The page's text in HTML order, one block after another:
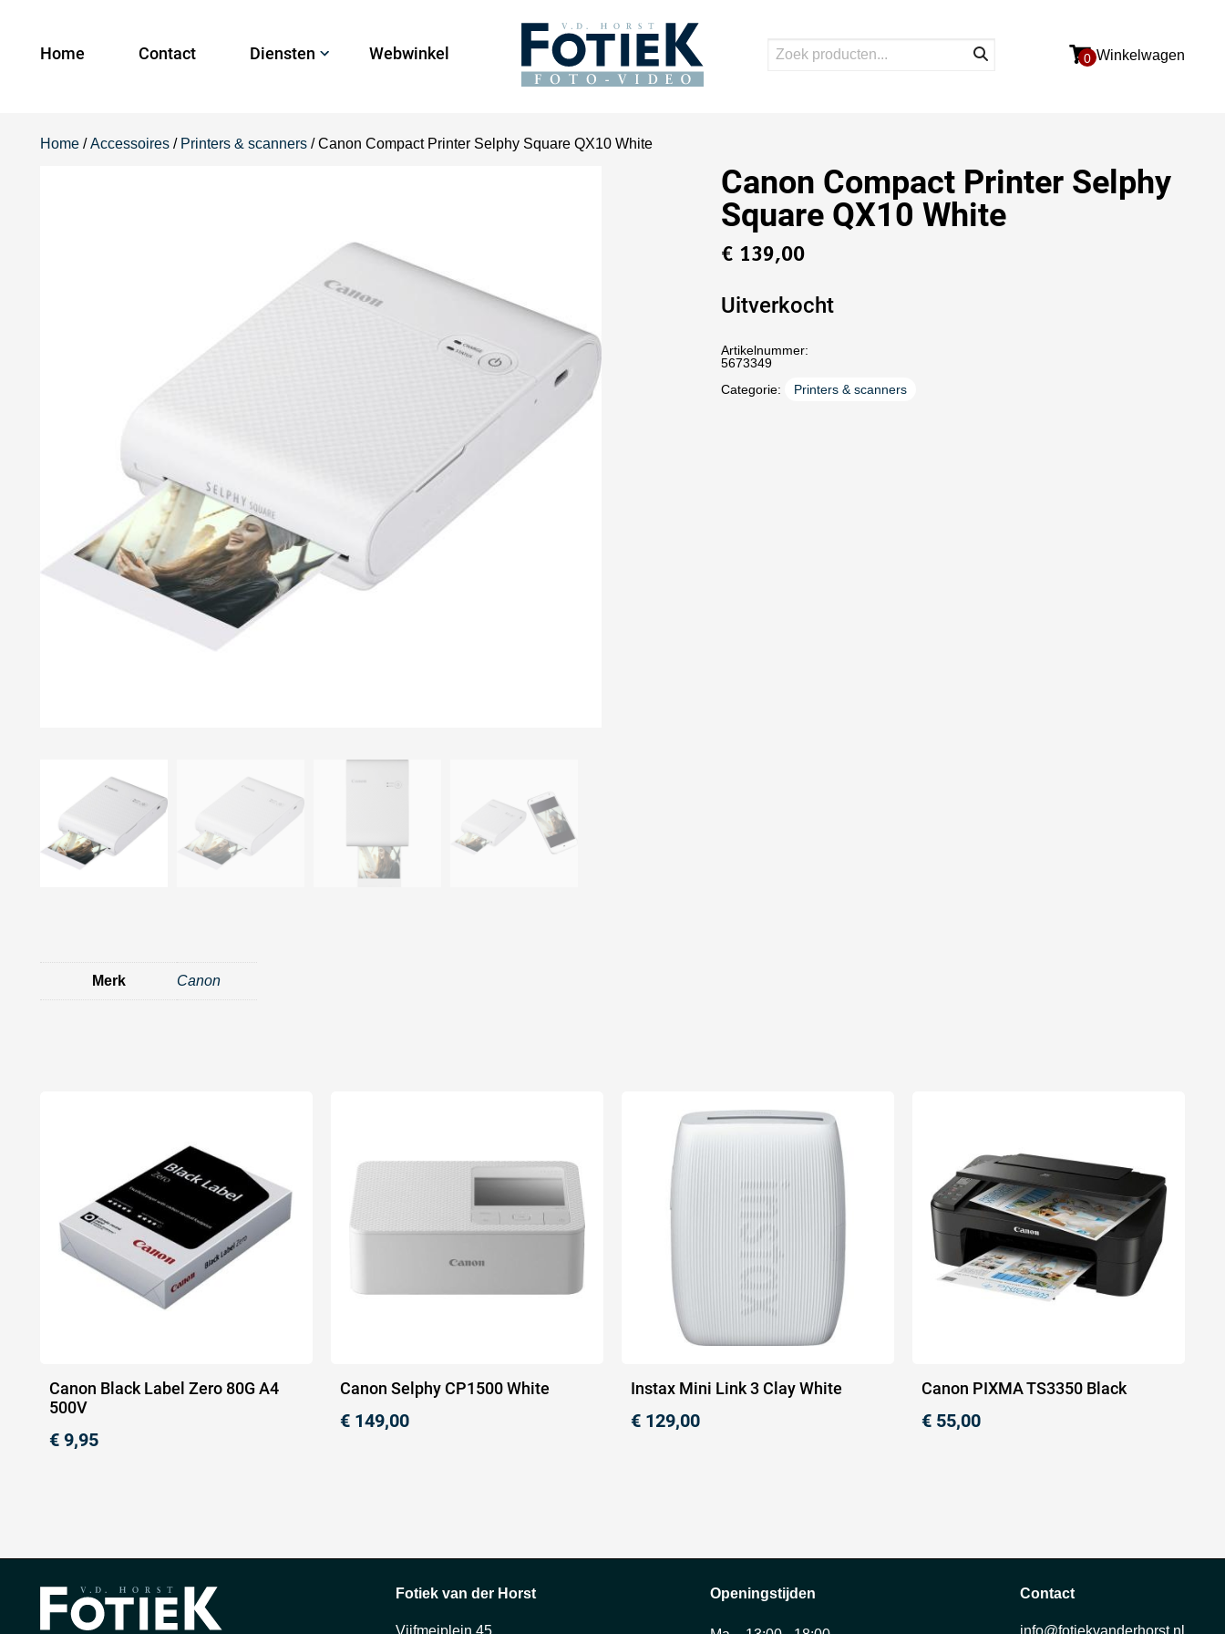
Home Contact Diensten Webwinkel 0 Winkelwagen
Home /Accessoires / Printers & scanners / Canon Compact Printer Selphy Square QX10 White
Canon Compact Printer Selphy
Square QX10 White
€139,00
Uitverkocht
Artikelnummer:
5673349
Categorie:
Printers & scanners
Merk Canon
Canon Black Label Zero 80G A4
500V
€ 9,95
Canon Selphy CP1500 White
€ 149,00
Instax Mini Link 3 Clay White
€ 129,00
Canon PIXMA TS3350 Black
€ 55,00
Fotiek van der Horst
Vijfmeiplein 45
Openingstijden Contact
info@fotiekvanderhorst.nl